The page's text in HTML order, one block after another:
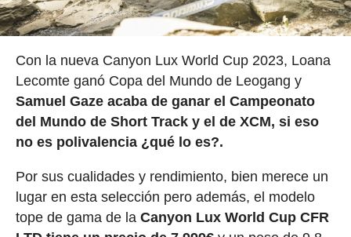
Con la nueva Canyon Lux World Cup 2023, Loana
Lecomte ganó Copa del Mundo de Leogang y
Samuel Gaze acaba de ganar el Campeonato
del Mundo de Short Track y el de XCM, si eso
no es polivalencia ¿qué lo es?.
Por sus cualidades y rendimiento, bien merece un
lugar en esta selección pero además, el modelo
tope de gama de la Canyon Lux World Cup CFR